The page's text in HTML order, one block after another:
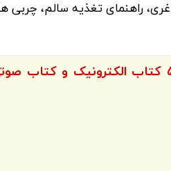
راهنمای تغذیه سالم،